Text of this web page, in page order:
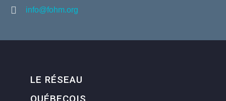
info@fohm.org
LE RÉSEAU